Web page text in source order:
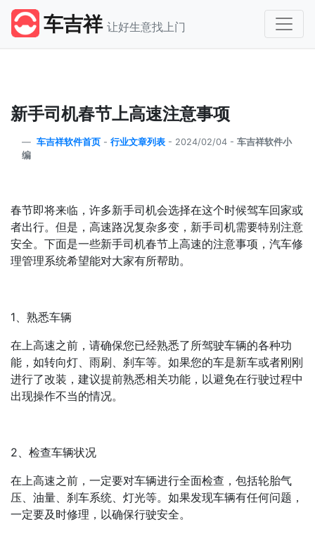
车吉祥 让好生意找上门
新手司机春节上高速注意事项
车吉祥软件首页 - 行业文章列表 - 2024/02/04 - 车吉祥软件小
编
春节即将来临，许多新手司机会选择在这个时候驾车回家或
者出行。但是，高速路况复杂多变，新手司机需要特别注意
安全。下面是一些新手司机春节上高速的注意事项，汽车修
理管理系统希望能对大家有所帮助。
1、熟悉车辆
在上高速之前，请确保您已经熟悉了所驾驶车辆的各种功
能，如转向灯、雨刷、刹车等。如果您的车是新车或者刚刚
进行了改装，建议提前熟悉相关功能，以避免在行驶过程中
出现操作不当的情况。
2、检查车辆状况
在上高速之前，一定要对车辆进行全面检查，包括轮胎气
压、油量、刹车系统、灯光等。如果发现车辆有任何问题，
一定要及时修理，以确保行驶安全。